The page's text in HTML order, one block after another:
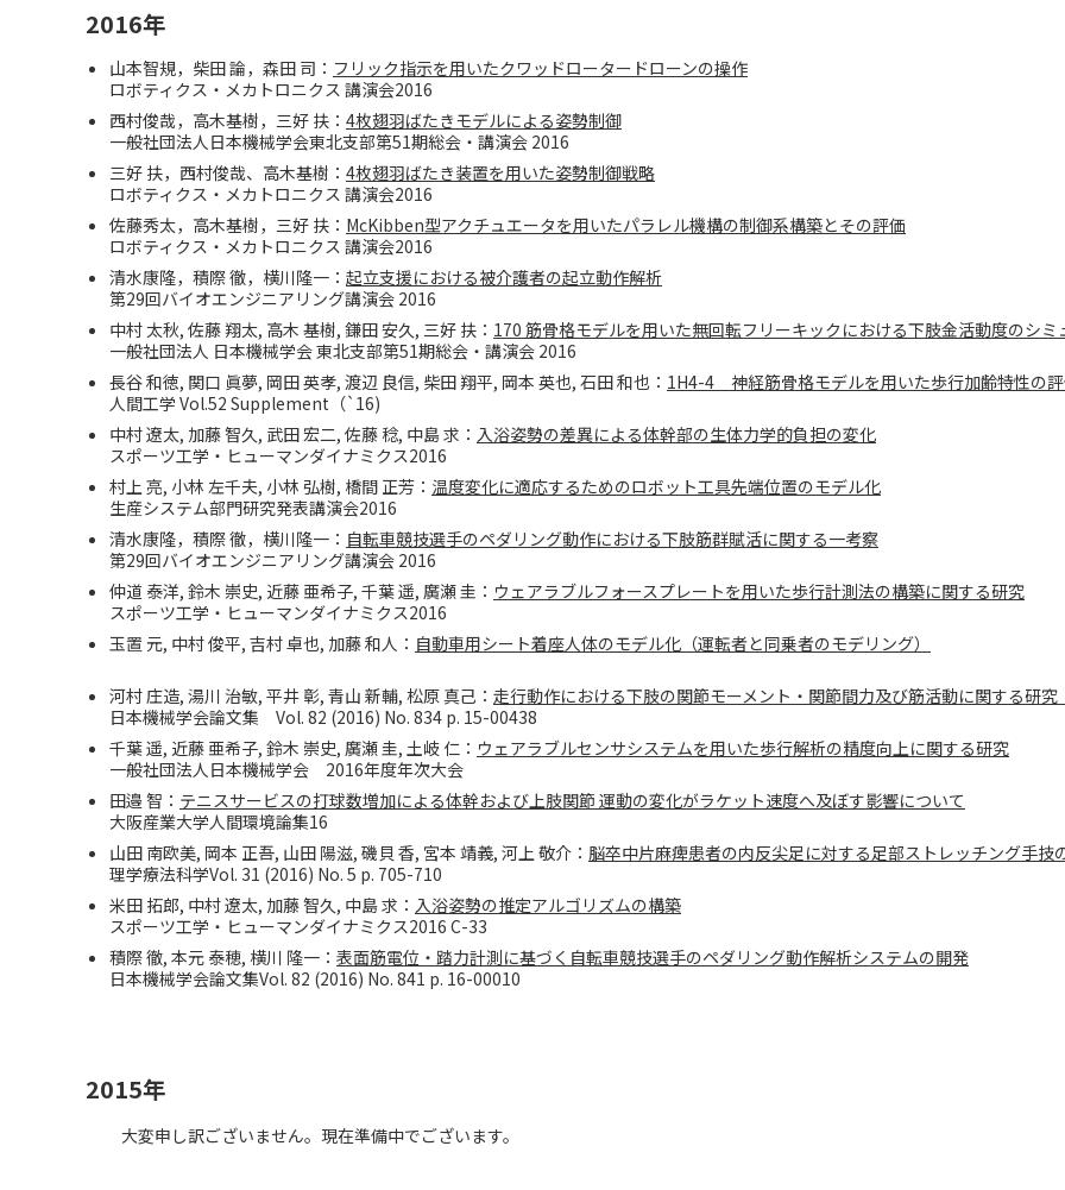
2016年
山本智規，柴田 論，森田 司： フリック指示を用いたクワッドロータードローンの操作
ロボティクス・メカトロニクス 講演会2016
西村俊哉，高木基樹，三好 扶： 4枚翅羽ばたきモデルによる姿勢制御
一般社団法人日本機械学会東北支部第51期総会・講演会 2016
三好 扶，西村俊哉、高木基樹： 4枚翅羽ばたき装置を用いた姿勢制御戦略
ロボティクス・メカトロニクス 講演会2016
佐藤秀太，高木基樹，三好 扶： McKibben型アクチュエータを用いたパラレル機構の制御系構築とその評価
ロボティクス・メカトロニクス 講演会2016
清水康隆，積際 徹，横川隆一： 起立支援における被介護者の起立動作解析
第29回バイオエンジニアリング講演会 2016
中村 太秋, 佐藤 翔太, 高木 基樹, 鎌田 安久, 三好 扶： 170 筋骨格モデルを用いた無回転フリーキックにおける下肢金活動度のシミ
一般社団法人 日本機械学会 東北支部第51期総会・講演会 2016
長谷 和徳, 関口 眞夢, 岡田 英孝, 渡辺 良信, 柴田 翔平, 岡本 英也, 石田 和也： 1H4-4 神経筋骨格モデルを用いた歩行加齢特性の
人間工学 Vol.52 Supplement（`16)
中村 遼太, 加藤 智久, 武田 宏二, 佐藤 稔, 中島 求： 入浴姿勢の差異による体幹部の生体力学的負担の変化
スポーツ工学・ヒューマンダイナミクス2016
村上 亮, 小林 左千夫, 小林 弘樹, 橋間 正芳： 温度変化に適応するためのロボット工具先端位置のモデル化
生産システム部門研究発表講演会2016
清水康隆，積際 徹，横川隆一： 自転車競技選手のペダリング動作における下肢筋群賦活に関する一考察
第29回バイオエンジニアリング講演会 2016
仲道 泰洋, 鈴木 崇史, 近藤 亜希子, 千葉 遥, 廣瀬 圭： ウェアラブルフォースプレートを用いた歩行計測法の構築に関する研究
スポーツ工学・ヒューマンダイナミクス2016
玉置 元, 中村 俊平, 吉村 卓也, 加藤 和人： 自動車用シート着座人体のモデル化（運転者と同乗者のモデリング）
河村 庄造, 湯川 治敏, 平井 彰, 青山 新輔, 松原 真己： 走行動作における下肢の関節モーメント・関節間力及び筋活動に関する研究
日本機械学会論文集 Vol. 82 (2016) No. 834 p. 15-00438
千葉 遥, 近藤 亜希子, 鈴木 崇史, 廣瀬 圭, 土岐 仁： ウェアラブルセンサシステムを用いた歩行解析の精度向上に関する研究
一般社団法人日本機械学会 2016年度年次大会
田邉 智： テニスサービスの打球数増加による体幹および上肢関節 運動の変化がラケット速度へ及ぼす影響について
大阪産業大学人間環境論集16
山田 南欧美, 岡本 正吾, 山田 陽滋, 磯貝 香, 宮本 靖義, 河上 敬介： 脳卒中片麻痺患者の内反尖足に対する足部ストレッチング手技
理学療法科学Vol. 31 (2016) No. 5 p. 705-710
米田 拓郎, 中村 遼太, 加藤 智久, 中島 求： 入浴姿勢の推定アルゴリズムの構築
スポーツ工学・ヒューマンダイナミクス2016 C-33
積際 徹, 本元 泰穂, 横川 隆一： 表面筋電位・踏力計測に基づく自転車競技選手のペダリング動作解析システムの開発
日本機械学会論文集Vol. 82 (2016) No. 841 p. 16-00010
2015年
大変申し訳ございません。現在準備中でございます。